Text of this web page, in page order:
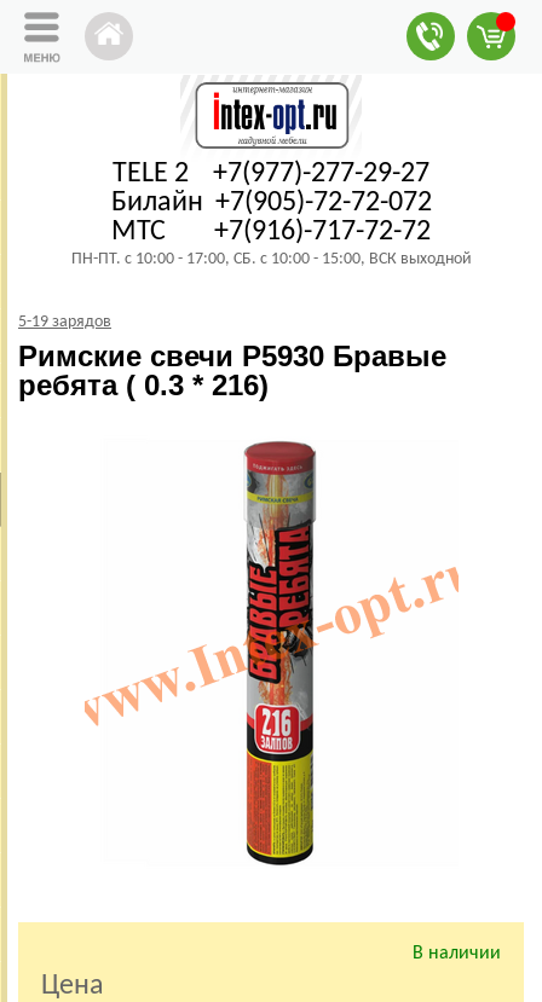
TELE 2 +7(977)-277-29-27
Билайн +7(905)-72-72-072
МТС +7(916)-717-72-72
ПН-ПТ. с 10:00 - 17:00, СБ. с 10:00 - 15:00, ВСК выходной
5-19 зарядов
Римские свечи Р5930 Бравые
ребята ( 0.3 * 216)
В наличии
Цена